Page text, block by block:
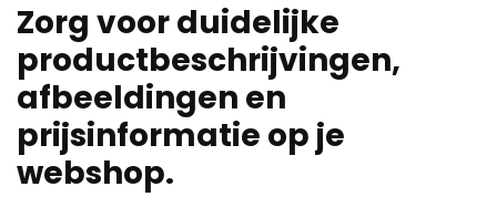
Zorg voor duidelijke
productbeschrijvingen,
afbeeldingen en
prijsinformatie op je
webshop.